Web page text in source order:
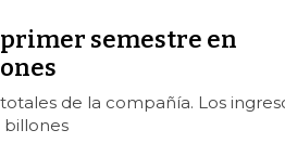
semestre en
de la compañía. Los
billones